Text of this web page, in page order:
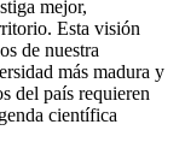
mejor,
Esta visión
de nuestra
más madura y
del país requieren
científica